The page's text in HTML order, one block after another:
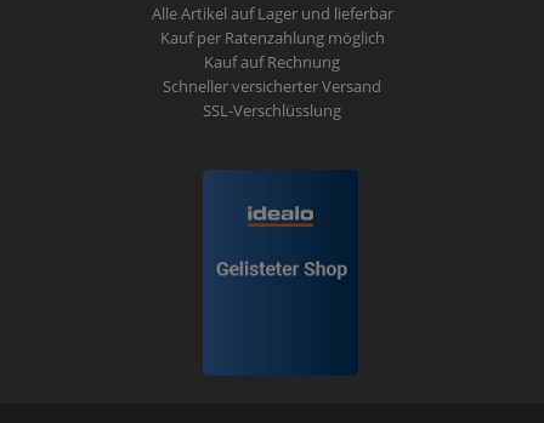
Alle Artikel auf Lager und lieferbar
Kauf per Ratenzahlung möglich
Kauf auf Rechnung
Schneller versicherter Versand
SSL-Verschlüsslung